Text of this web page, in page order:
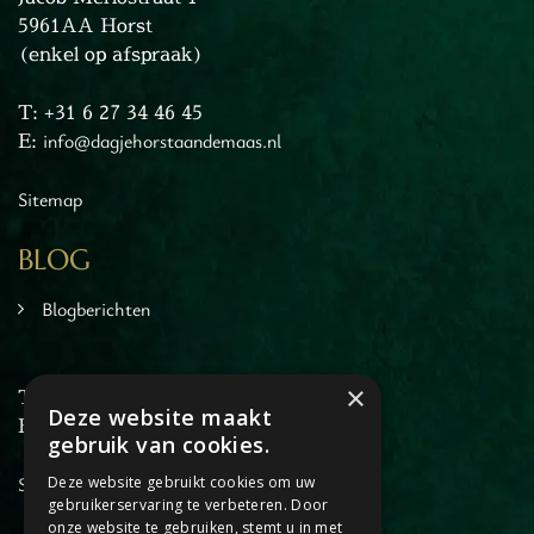
Room
verzorgd
Tours
5961AA Horst
(enkel op afspraak)
T: +31 6 27 34 46 45
E: info@dagjehorstaandemaas.nl
Sitemap
BLOG
Blogberichten
T: +31 6 27 34 46 45
E:
info@dagjehorstaandemaas.nl
Sitemap
×
Deze website maakt
gebruik van cookies.
Deze website gebruikt cookies om uw
gebruikerservaring te verbeteren. Door
onze website te gebruiken, stemt u in met